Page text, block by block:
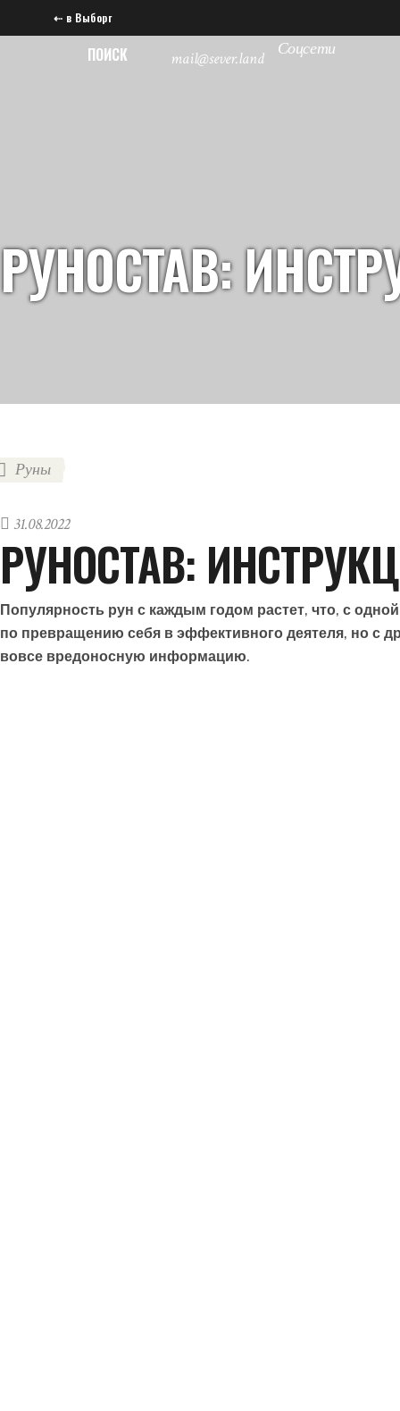
⇠ в Выборг
ПОИСК mail@sever.land Соцсети
РУНОСТАВ:
Руны
31.08.2022
РУНОСТАВ:
Популярность рун с каждым годом растет, что, с
по превращению себя в эффективного деятеля, но с
вовсе вредоносную информацию.